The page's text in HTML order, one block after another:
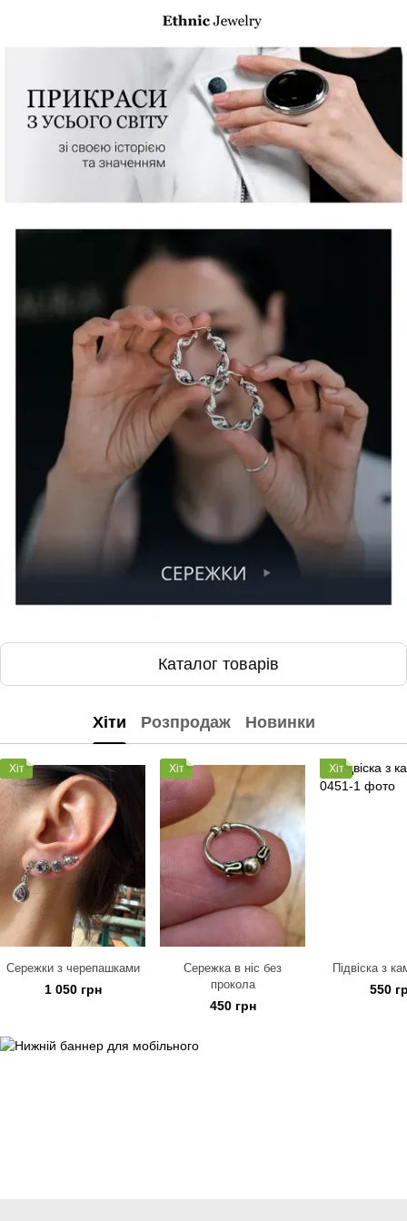
Каталог товарів
Хіти Розпродаж Новинки
Хіт
Сережки з черепашками
1 050 грн
Хіт
Сережка в ніс без
прокола
450 грн
Хіт
Підвіска з
550